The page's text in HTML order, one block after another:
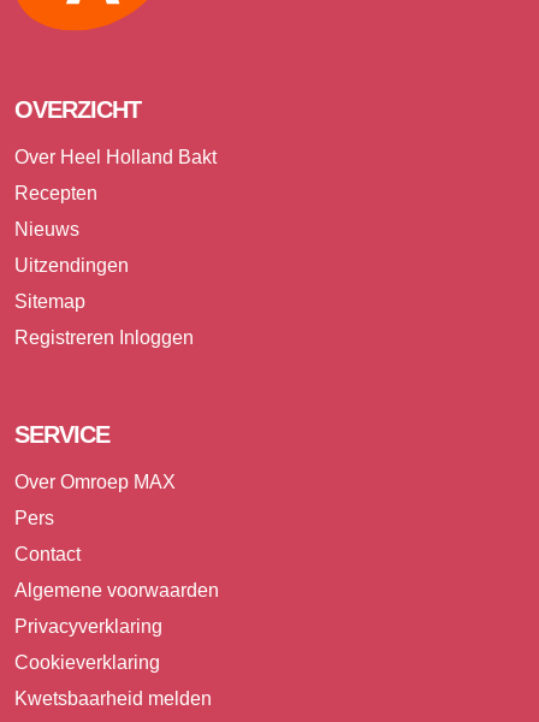
OVERZICHT
Over Heel Holland Bakt
Recepten
Nieuws
Uitzendingen
Sitemap
Registreren Inloggen
SERVICE
Over Omroep MAX
Pers
Contact
Algemene voorwaarden
Privacyverklaring
Cookieverklaring
Kwetsbaarheid melden